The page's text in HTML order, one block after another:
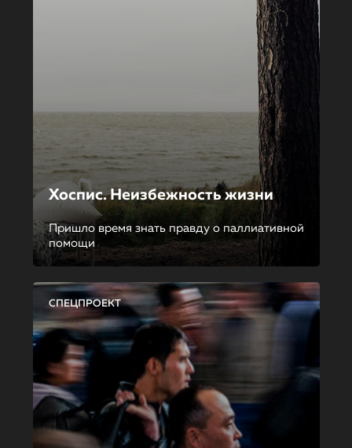
Хоспис. Неизбежность жизни
Пришло время знать правду о паллиативной
помощи
СПЕЦПРОЕКТ